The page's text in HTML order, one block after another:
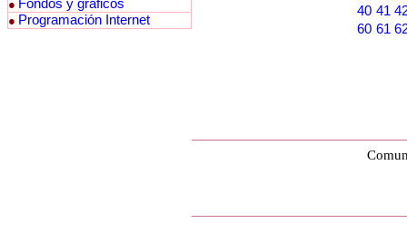
● Fondos y gráficos
● Programación Internet
40 41
60 61